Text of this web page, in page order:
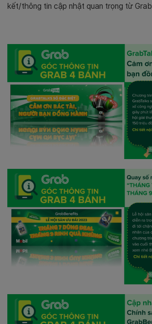
kết/thông tin cập nhật quan trọng từ